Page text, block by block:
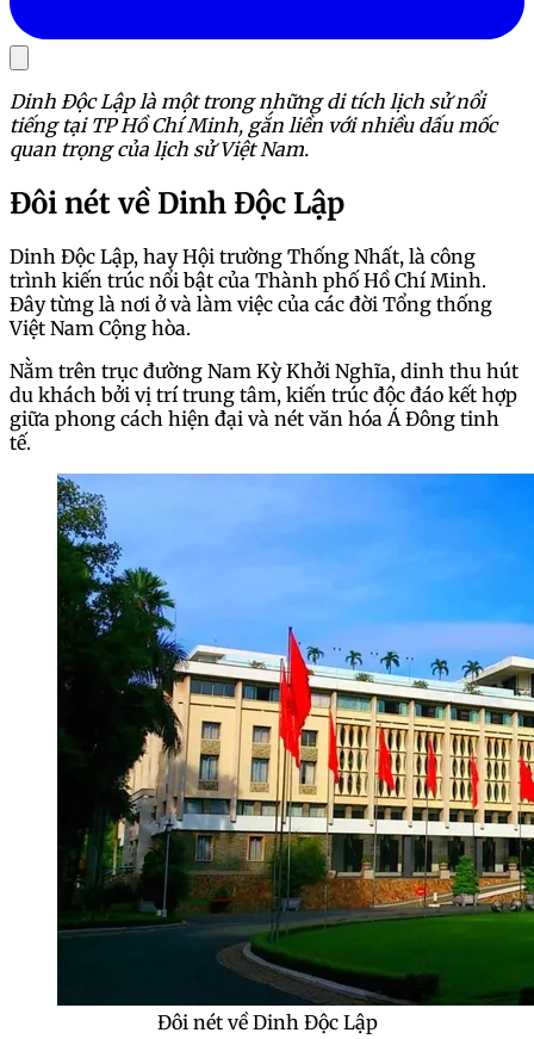
Dinh Độc Lập là một trong những di tích lịch sử nổi
tiếng tại TP Hồ Chí Minh, gắn liền với nhiều dấu mốc
quan trọng của lịch sử Việt Nam.
Đôi nét về Dinh Độc Lập
Dinh Độc Lập, hay Hội trường Thống Nhất, là công
trình kiến trúc nổi bật của Thành phố Hồ Chí Minh.
Đây từng là nơi ở và làm việc của các đời Tổng thống
Việt Nam Cộng hòa.
Nằm trên trục đường Nam Kỳ Khởi Nghĩa, dinh thu hút
du khách bởi vị trí trung tâm, kiến trúc độc đáo kết hợp
giữa phong cách hiện đại và nét văn hóa Á Đông tinh
tế.
Đôi nét về Dinh Độc Lập